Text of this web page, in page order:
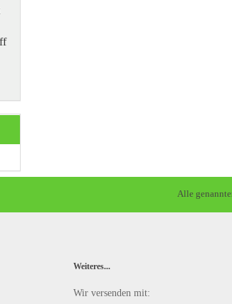
Alle
Weiteres...
Wir versenden mit: